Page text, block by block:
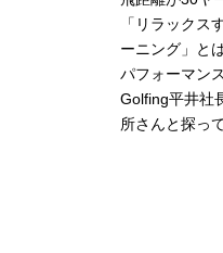
「リラックス
ーニング」と
パフォーマン
Golfing平井社
所さんと探っ